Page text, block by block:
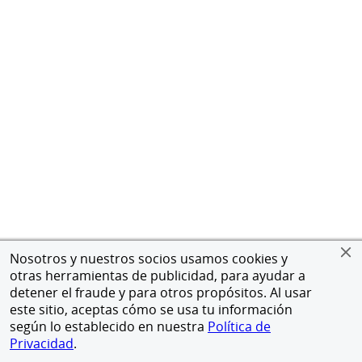
Nosotros y nuestros socios usamos cookies y
otras herramientas de publicidad, para ayudar a
detener el fraude y para otros propósitos. Al usar
este sitio, aceptas cómo se usa tu información
según lo establecido en nuestra Política de
Privacidad.